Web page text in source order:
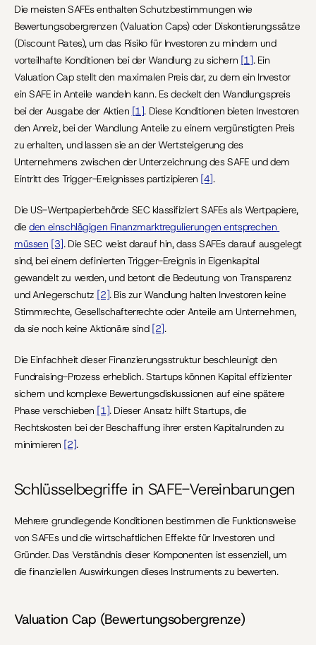
Die meisten SAFEs enthalten Schutzbestimmungen wie
Bewertungsobergrenzen (Valuation Caps) oder Diskontierungssätze
(Discount Rates), um das Risiko für Investoren zu mindern und
vorteilhafte Konditionen bei der Wandlung zu sichern [1]. Ein
Valuation Cap stellt den maximalen Preis dar, zu dem ein Investor
ein SAFE in Anteile wandeln kann. Es deckelt den Wandlungspreis
bei der Ausgabe der Aktien [1]. Diese Konditionen bieten Investoren
den Anreiz, bei der Wandlung Anteile zu einem vergünstigten Preis
zu erhalten, und lassen sie an der Wertsteigerung des
Unternehmens zwischen der Unterzeichnung des SAFE und dem
Eintritt des Trigger-Ereignisses partizipieren [4].
Die US-Wertpapierbehörde SEC klassifiziert SAFEs als Wertpapiere,
die den einschlägigen Finanzmarktregulierungen entsprechen
müssen [3]. Die SEC weist darauf hin, dass SAFEs darauf ausgelegt
sind, bei einem definierten Trigger-Ereignis in Eigenkapital
gewandelt zu werden, und betont die Bedeutung von Transparenz
und Anlegerschutz [2]. Bis zur Wandlung halten Investoren keine
Stimmrechte, Gesellschafterrechte oder Anteile am Unternehmen,
da sie noch keine Aktionäre sind [2].
Die Einfachheit dieser Finanzierungsstruktur beschleunigt den
Fundraising-Prozess erheblich. Startups können Kapital effizienter
sichern und komplexe Bewertungsdiskussionen auf eine spätere
Phase verschieben [1]. Dieser Ansatz hilft Startups, die
Rechtskosten bei der Beschaffung ihrer ersten Kapitalrunden zu
minimieren [2].
Schlüsselbegriffe in SAFE-Vereinbarungen
Mehrere grundlegende Konditionen bestimmen die Funktionsweise
von SAFEs und die wirtschaftlichen Effekte für Investoren und
Gründer. Das Verständnis dieser Komponenten ist essenziell, um
die finanziellen Auswirkungen dieses Instruments zu bewerten.
Valuation Cap (Bewertungsobergrenze)